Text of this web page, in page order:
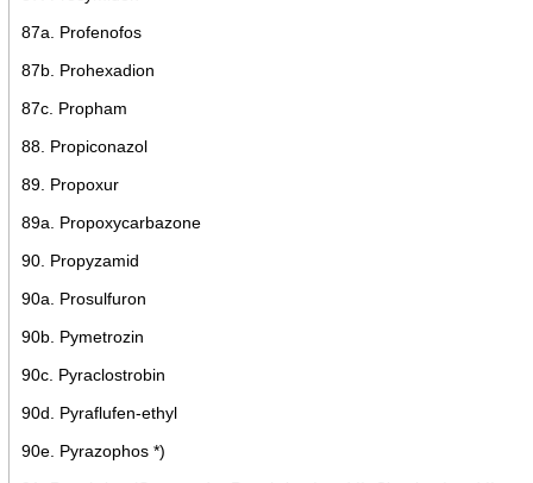
87a. Profenofos
87b. Prohexadion
87c. Propham
88. Propiconazol
89. Propoxur
89a. Propoxycarbazone
90. Propyzamid
90a. Prosulfuron
90b. Pymetrozin
90c. Pyraclostrobin
90d. Pyraflufen-ethyl
90e. Pyrazophos *)